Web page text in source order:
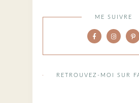
ME SUIVRE
RETROUVEZ-MOI SUR